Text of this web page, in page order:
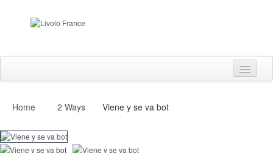
Interruptores
regulador
Home 2 Ways Viene y se va bot